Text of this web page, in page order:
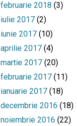
februarie 2018 (3)
iulie 2017 (2)
iunie 2017 (10)
aprilie 2017 (4)
martie 2017 (20)
februarie 2017 (11)
ianuarie 2017 (18)
decembrie 2016 (18)
noiembrie 2016 (22)